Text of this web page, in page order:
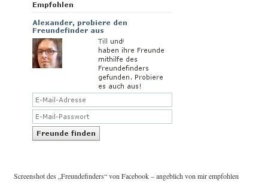
Screen­shot des „Freun­de­fin­ders“ von Face­book – angeb­lich von mir empfohlen